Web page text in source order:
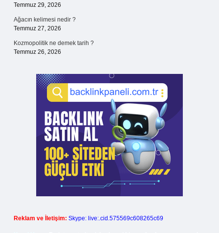
Temmuz 29, 2026
Ağacın kelimesi nedir ?
Temmuz 27, 2026
Kozmopolitik ne demek tarih ?
Temmuz 26, 2026
Reklam ve İletişim: Skype: live:.cid.575569c608265c69